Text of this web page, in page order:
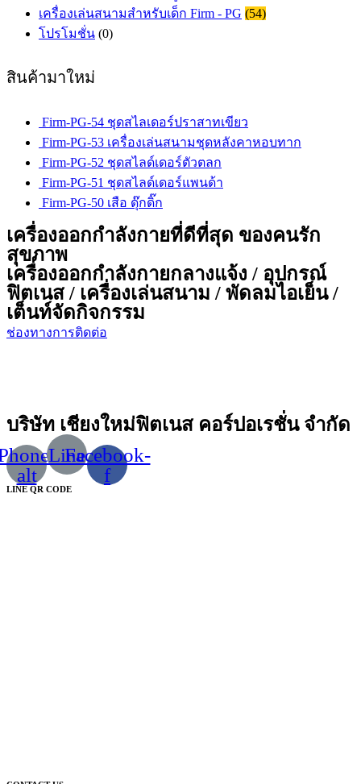
เครื่องเล่นสนามสำหรับเด็ก Firm - PG (54)
โปรโมชั่น (0)
สินค้ามาใหม่
Firm-PG-54 ชุดสไลเดอร์ปราสาทเขียว
Firm-PG-53 เครื่องเล่นสนามชุดหลังคาหอบทาก
Firm-PG-52 ชุดสไลด์เดอร์ตัวตลก
Firm-PG-51 ชุดสไลด์เดอร์แพนด้า
Firm-PG-50 เสือ ดุ๊กดิ๊ก
เครื่องออกกำลังกายที่ดีที่สุด ของคนรัก
สุขภาพ
เครื่องออกกำลังกายกลางแจ้ง / อุปกรณ์
ฟิตเนส / เครื่องเล่นสนาม / พัดลมไอเย็น /
เต็นท์จัดกิจกรรม
ช่องทางการติดต่อ
บริษัท เชียงใหม่ฟิตเนส คอร์ปอเรชั่น จำกัด
alt
Line
Facebook-
f
LINE QR CODE